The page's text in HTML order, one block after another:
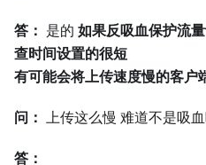
答： 是的 如果反吸血保护流
查时间设置的很短
有可能会将上传速度慢的客户
问： 上传这么慢 难道不是吸血
答：